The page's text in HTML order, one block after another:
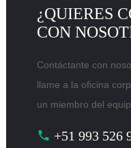
¿QUIERES
CON
Contáctante con
llame a la oficina
un miembro del
+51 993 526